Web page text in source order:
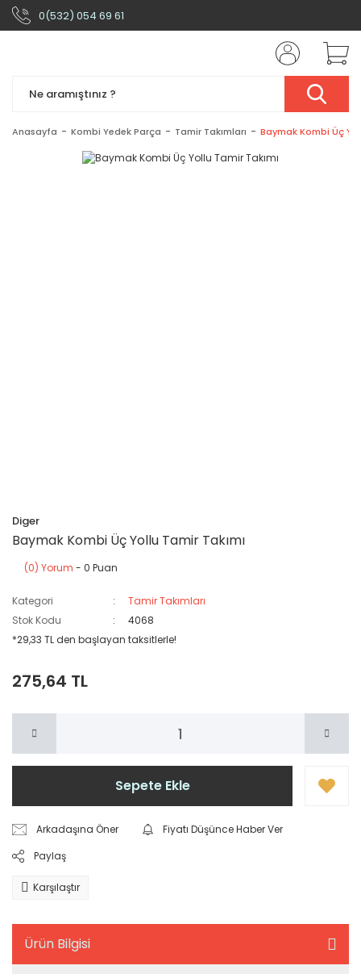
0(532) 054 69 61
Anasayfa Kombi Yedek Parça Tamir Takımları Baymak Kombi Üç
Diger
Baymak Kombi Üç Yollu Tamir Takımı
(0) Yorum - 0 Puan
Kategori
Tamir Takımları
Stok Kodu
4068
*29,33 TL den başlayan taksitlerle!
275,64 TL
Sepete Ekle
Arkadaşına Öner
Fiyatı Düşünce Haber Ver
Paylaş
Karşılaştır
Ürün Bilgisi